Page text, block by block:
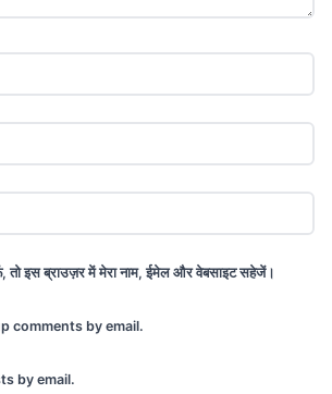
तो इस ब्राउज़र में मेरा नाम, ईमेल और वेबसाइट सहेजें।
comments by email.
by email.